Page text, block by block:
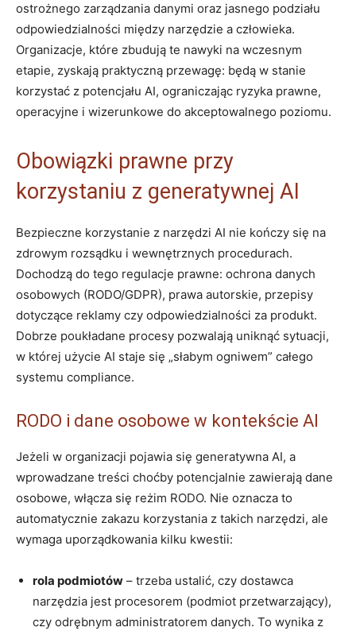
ostrożnego zarządzania danymi oraz jasnego podziału
odpowiedzialności między narzędzie a człowieka.
Organizacje, które zbudują te nawyki na wczesnym
etapie, zyskają praktyczną przewagę: będą w stanie
korzystać z potencjału AI, ograniczając ryzyka prawne,
operacyjne i wizerunkowe do akceptowalnego poziomu.
Obowiązki prawne przy
korzystaniu z generatywnej AI
Bezpieczne korzystanie z narzędzi AI nie kończy się na
zdrowym rozsądku i wewnętrznych procedurach.
Dochodzą do tego regulacje prawne: ochrona danych
osobowych (RODO/GDPR), prawa autorskie, przepisy
dotyczące reklamy czy odpowiedzialności za produkt.
Dobrze poukładane procesy pozwalają uniknąć sytuacji,
w której użycie AI staje się „słabym ogniwem” całego
systemu compliance.
RODO i dane osobowe w kontekście AI
Jeżeli w organizacji pojawia się generatywna AI, a
wprowadzane treści choćby potencjalnie zawierają dane
osobowe, włącza się reżim RODO. Nie oznacza to
automatycznie zakazu korzystania z takich narzędzi, ale
wymaga uporządkowania kilku kwestii:
rola podmiotów – trzeba ustalić, czy dostawca
narzędzia jest procesorem (podmiot przetwarzający),
czy odrębnym administratorem danych. To wynika z